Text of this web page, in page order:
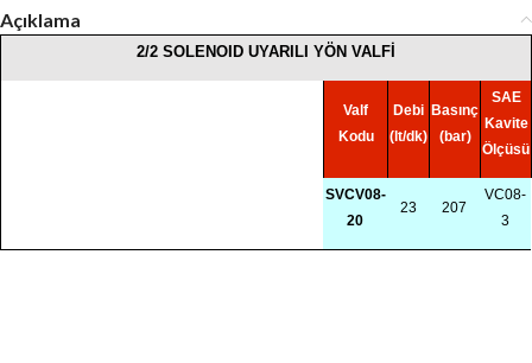
Açıklama
2/2 SOLENOID UYARILI YÖN VALFİ
Valf
Kodu
Debi
(lt/dk)
Basınç
(bar)
SAE
Kavite
Ölçüsü
SVCV08-
20
23 207
VC08-
3